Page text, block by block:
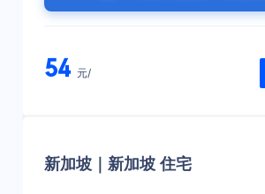
54 元/
新加坡｜新加坡 住宅